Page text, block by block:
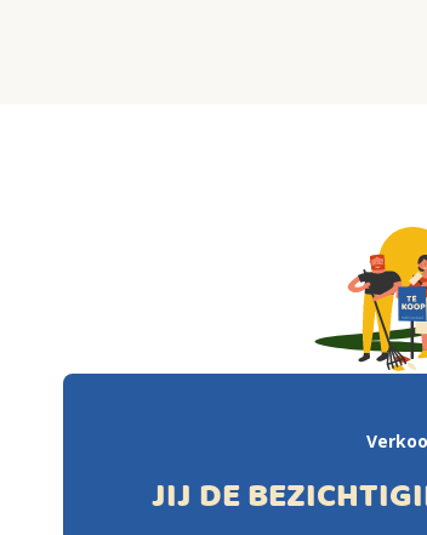
JIJ DE